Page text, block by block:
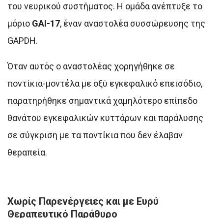
του νευρικού συστήματος. Η ομάδα ανέπτυξε το
μόριο GAI-17, έναν αναστολέα συσσώρευσης της
GAPDH.
Όταν αυτός ο αναστολέας χορηγήθηκε σε
ποντίκια-μοντέλα με οξύ εγκεφαλικό επεισόδιο,
παρατηρήθηκε σημαντικά χαμηλότερο επίπεδο
θανάτου εγκεφαλικών κυττάρων και παράλυσης
σε σύγκριση με τα ποντίκια που δεν έλαβαν
θεραπεία.
Χωρίς Παρενέργειες και με Ευρύ
Θεραπευτικό Παράθυρο